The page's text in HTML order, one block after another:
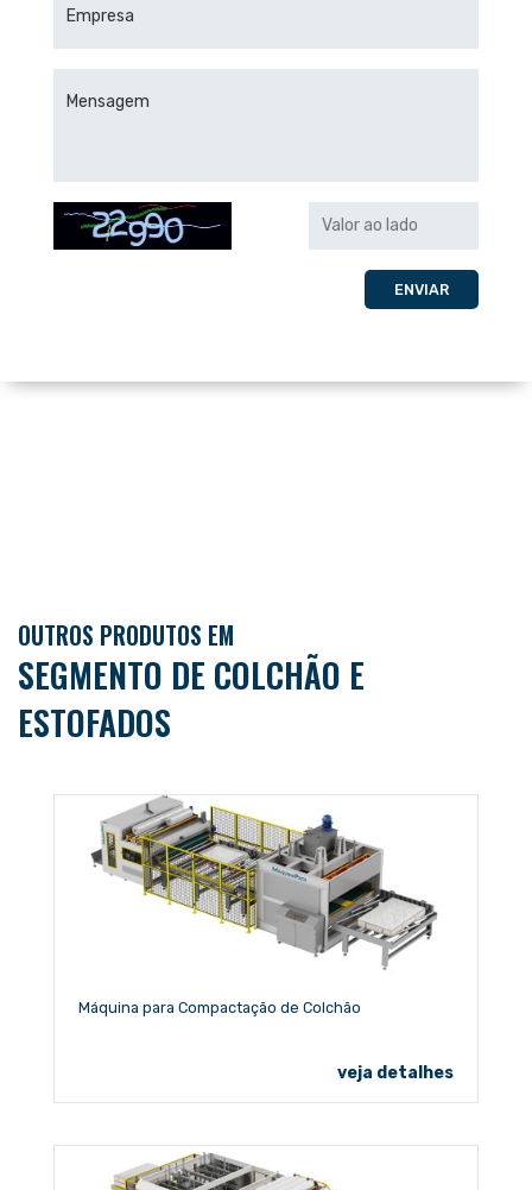
Empresa
Mensagem
ENVIAR
OUTROS PRODUTOS EM
SEGMENTO DE COLCHÃO E
ESTOFADOS
Máquina para Compactação de Colchão
veja detalhes